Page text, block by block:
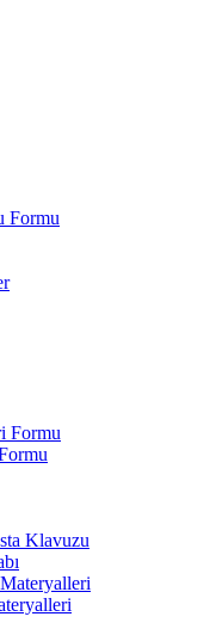
Formu
Formu
Klavuzu